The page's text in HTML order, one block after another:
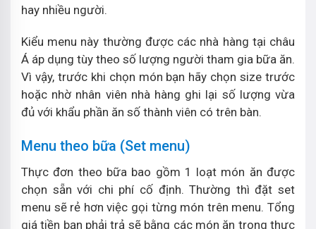
hay nhiều người.
Kiểu menu này thường được các nhà hàng tại châu
Á áp dụng tùy theo số lượng người tham gia bữa ăn.
Vì vậy, trước khi chọn món bạn hãy chọn size trước
hoặc nhờ nhân viên nhà hàng ghi lại số lượng vừa
đủ với khẩu phần ăn số thành viên có trên bàn.
Menu theo bữa (Set menu)
Thực đơn theo bữa bao gồm 1 loạt món ăn được
chọn sẵn với chi phí cố định. Thường thì đặt set
menu sẽ rẻ hơn việc gọi từng món trên menu. Tổng
giá tiền bạn phải trả sẽ bằng các món ăn trong thực